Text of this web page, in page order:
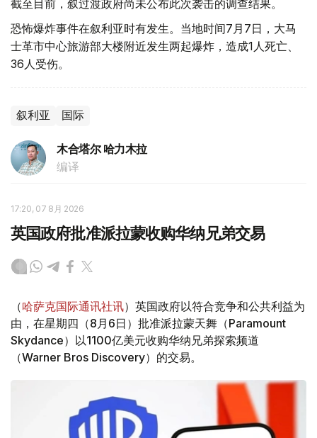
截至目前，叙过渡政府尚未公布此次袭击的调查结果。
恐怖爆炸事件在叙利亚时有发生。当地时间7月7日，大马
士革市中心旅游部大楼附近发生两起爆炸，造成1人死亡、
36人受伤。
叙利亚 国际
木合塔尔 哈力木拉
编译
17:20, 07 8月 2026
英国政府批准派拉蒙收购华纳兄弟交易
（哈萨克国际通讯社讯）英国政府以符合竞争和公共利益为
由，在星期四（8月6日）批准派拉蒙天舞（Paramount
Skydance）以1100亿美元收购华纳兄弟探索频道
（Warner Bros Discovery）的交易。